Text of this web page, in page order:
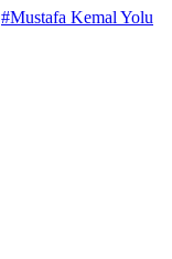
#Mustafa Kemal Yolu